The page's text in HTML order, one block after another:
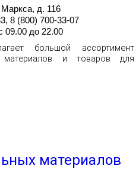
Маркса, д. 116
8 (800) 700-33-07
09.00 до 22.00
большой ассортимент
материалов и товаров для
материалов